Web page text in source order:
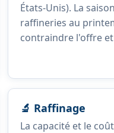
États-Unis). La
raffineries au
contraindre l'offre
🔬 Raffinage
La capacité et le